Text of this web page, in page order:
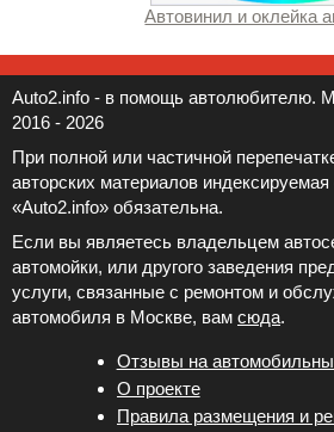
Автовинил и оклейка
Auto2.info - в помощь автолюбителю.
2016 - 2026
При полной или частичной
авторских материалов
«Auto2.info» обязательна.
Если вы являетесь владельцем
автомойки, или другого заведения
услуги, связанные с ремонтом и
автомобиля в Москве, вам сюда.
Отзывы на